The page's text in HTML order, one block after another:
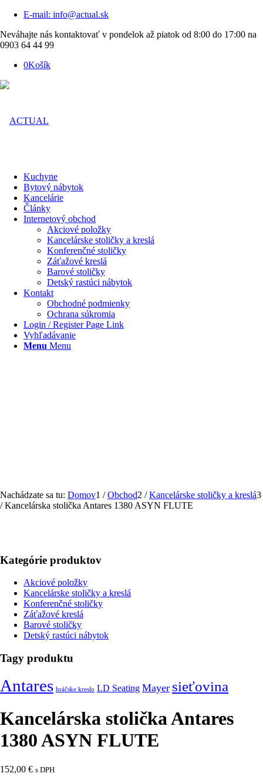
E-mail: info@actual.sk
Neváhajte nás kontaktovať v pondelok až piatok od 8:00 do 17:00 na
0903 64 44 99
0Košík
Kuchyne
Bytový nábytok
Kancelárie
Články
Internetový obchod
Akciové položky
Kancelárske stoličky a kreslá
Konferenčné stoličky
Záťažové kreslá
Barové stoličky
Detský rastúci nábytok
Kontakt
Obchodné podmienky
Ochrana súkromia
Login / Register Page Link
Vyhľadávanie
Menu Menu
Nachádzate sa tu: Domov1 / Obchod2 / Kancelárske stoličky a kreslá3
/ Kancelárska stolička Antares 1380 ASYN FLUTE
Kategórie produktov
Akciové položky
Kancelárske stoličky a kreslá
Konferenčné stoličky
Záťažové kreslá
Barové stoličky
Detský rastúci nábytok
Tagy produktu
Antares hráčske kreslo LD Seating Mayer sieťovina
Kancelárska stolička Antares
1380 ASYN FLUTE
152,00 € s DPH